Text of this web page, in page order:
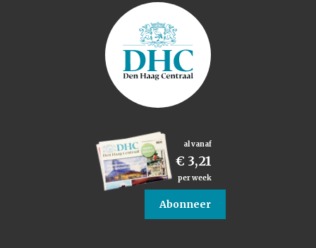
al vanaf
€ 3,21
per week
Abonneer